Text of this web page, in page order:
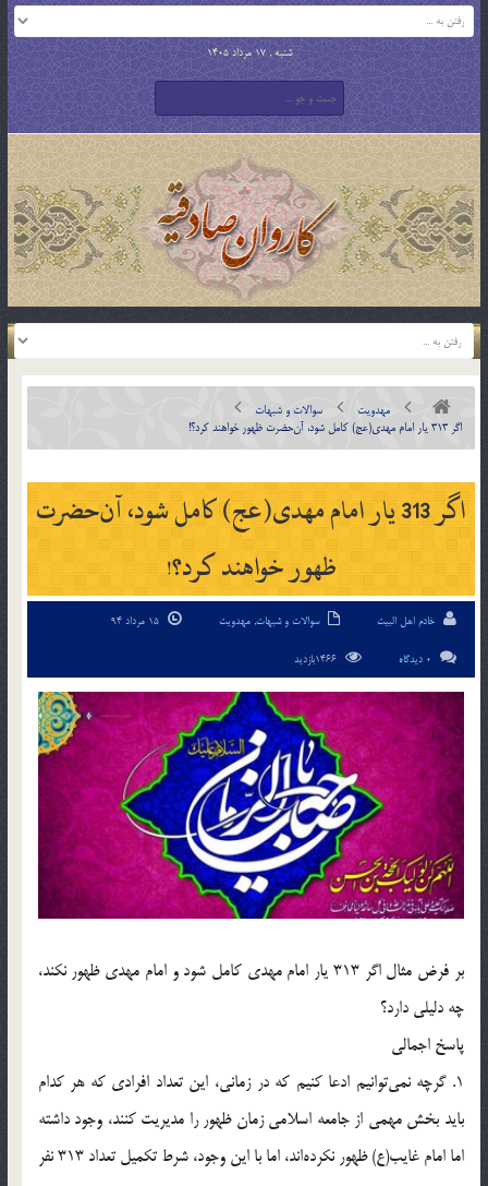
شنبه , 17 مرداد 1405
مهدویت
سوالات و شبهات
اگر 313 یار امام مهدی(عج) کامل شود، آن‌حضرت ظهور خواهند کرد؟!
اگر 313 یار امام مهدی(عج) کامل شود، آن‌حضرت
ظهور خواهند کرد؟!
خادم اهل البیت سوالات و شبهات, مهدویت
0 دیدگاه
بر فرض مثال اگر 313 یار امام مهدی کامل شود و امام مهدی ظهور نکند،
چه دلیلی دارد؟
پاسخ اجمالی
1. گرچه نمی‌توانیم ادعا کنیم که در زمانی، این تعداد افرادی که هر کدام
باید بخش مهمی از جامعه اسلامی زمان ظهور را مدیریت کنند، وجود داشته
اما امام غایب(ع) ظهور نکرده‌اند، اما با این وجود، شرط تکمیل تعداد 313 نفر